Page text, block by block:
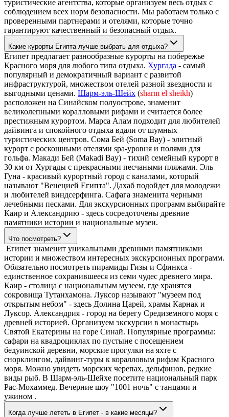
туристические агентства, которые организуем весь отдых с
соблюдением всех норм безопасности. Мы работаем только с
проверенными партнерами и отелями, которые точно
гарантируют качественный и безопасный отдых.
Какие курорты Египта лучше выбрать для отдыха?
Египет предлагает разнообразные курорты на побережье
Красного моря для любого типа отдыха. Хургада - самый
популярный и демократичный вариант с развитой
инфраструктурой, множеством отелей разной звездности и
выгодными ценами. Шарм-эль-Шейх (sharm el sheikh)
расположен на Синайском полуострове, знаменит
великолепными коралловыми рифами и считается более
престижным курортом. Марса Алам подходит для любителей
дайвинга и спокойного отдыха вдали от шумных
туристических центров. Сома Бей (Soma Bay) - элитный
курорт с роскошными отелями spa-уровня и полями для
гольфа. Макади Бей (Makadi Bay) - тихий семейный курорт в
30 км от Хургады с прекрасными песчаными пляжами. Эль
Гуна - красивый курортный город с каналами, который
называют "Венецией Египта". Дахаб подойдет для молодежи
и любителей виндсерфинга. Сафага знаменита черными
лечебными песками. Для экскурсионных программ выбирайте
Каир и Александрию - здесь сосредоточены древние
памятники истории и национальные музеи.
Что посмотреть?
Египет знаменит уникальными древними памятниками
истории и множеством интересных экскурсионных программ.
Обязательно посмотреть пирамиды Гизы и Сфинкса -
единственное сохранившееся из семи чудес древнего мира.
Каир - столица с национальным музеем, где хранятся
сокровища Тутанхамона. Луксор называют "музеем под
открытым небом" - здесь Долина Царей, храмы Карнак и
Луксор. Александрия - город на берегу Средиземного моря с
древней историей. Организуем экскурсии в монастырь
Святой Екатерины на горе Синай. Популярные программы:
сафари на квадроциклах по пустыне с посещением
бедуинской деревни, морские прогулки на яхте с
снорклингом, дайвинг-туры к коралловым рифам Красного
моря. Можно увидеть морских черепах, дельфинов, редкие
виды рыб. В Шарм-эль-Шейхе посетите национальный парк
Рас-Мохаммед. Вечерние шоу "1001 ночь" с танцами и
ужином .
Когда лучше лететь в Египет - в какие месяцы?